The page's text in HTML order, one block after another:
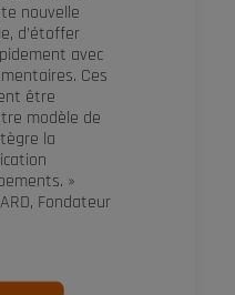
nouvelle
d’étoffer
avec
Ces
être
modèle de
la
»
Fondateur